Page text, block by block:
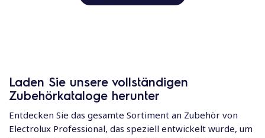
Laden Sie unsere vollständigen
Zubehörkataloge herunter
Entdecken Sie das gesamte Sortiment an Zubehör von
Electrolux Professional, das speziell entwickelt wurde, um